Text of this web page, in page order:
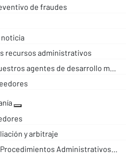
de fraudes
noticia
recursos administrativos
Consulta nuestros agentes de desarrollo móvil
y arbitraje
Trámites, Otros Procedimientos Administrativos y consultas de acceso a información pública